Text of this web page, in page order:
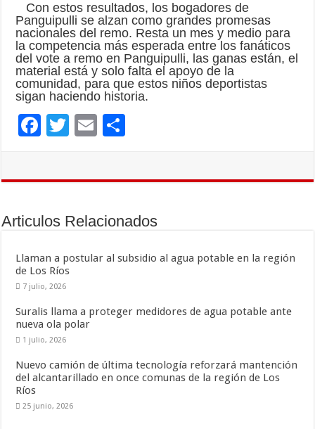
Con estos resultados, los bogadores de
Panguipulli se alzan como grandes promesas
nacionales del remo. Resta un mes y medio para
la competencia más esperada entre los fanáticos
del vote a remo en Panguipulli, las ganas están, el
material está y solo falta el apoyo de la
comunidad, para que estos niños deportistas
sigan haciendo historia.
F
o
k
T
E
ar
r
Articulos Relacionados
Llaman a postular al subsidio al agua potable en la región
de Los Ríos
7 julio, 2026
Suralis llama a proteger medidores de agua potable ante
nueva ola polar
1 julio, 2026
Nuevo camión de última tecnología reforzará mantención
del alcantarillado en once comunas de la región de Los
Ríos
25 junio, 2026